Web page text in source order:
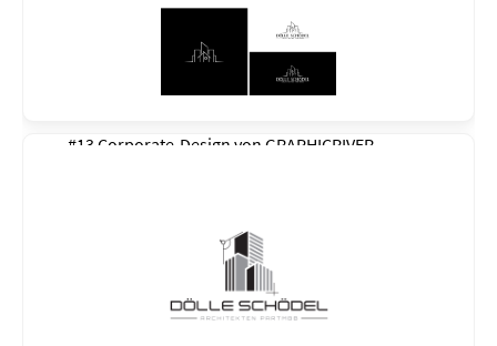
#13 Corporate-Design von GRAPHICRIVER